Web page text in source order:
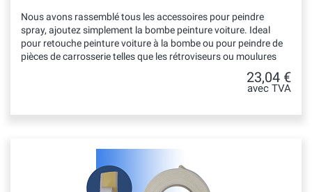
Nous avons rassemblé tous les accessoires pour peindre
spray, ajoutez simplement la bombe peinture voiture. Ideal
pour retouche peinture voiture à la bombe ou pour peindre de
pièces de carrosserie telles que les rétroviseurs ou moulures
23,04 €
avec TVA